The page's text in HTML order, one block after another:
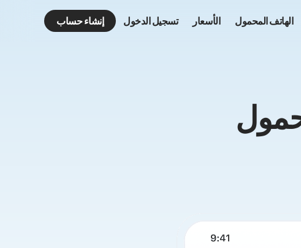
الهاتف المحمول الأسعار تسجيل الدخول إنشاء حساب